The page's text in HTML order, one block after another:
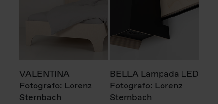
VALENTINA
Fotografo: Lorenz
Sternbach
BELLA Lampada LED
Fotografo: Lorenz
Sternbach